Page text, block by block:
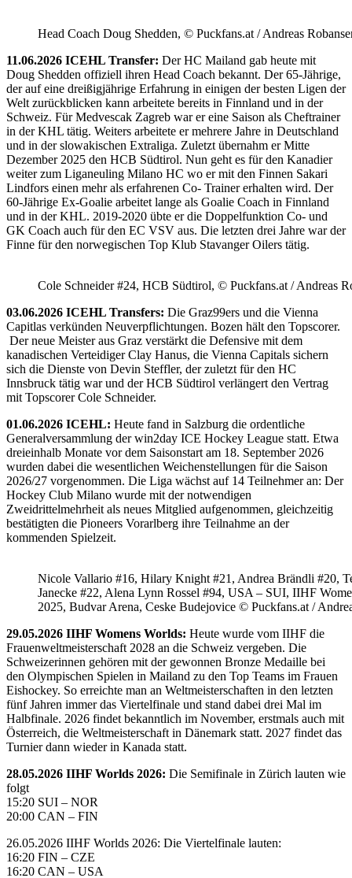
Head Coach Doug Shedden, © Puckfans.at / Andreas
11.06.2026 ICEHL Transfer: Der HC Mailand gab heute mit
Doug Shedden offiziell ihren Head Coach bekannt. Der 65-Jährige,
der auf eine dreißigjährige Erfahrung in einigen der besten Ligen der
Welt zurückblicken kann arbeitete bereits in Finnland und in der
Schweiz. Für Medvescak Zagreb war er eine Saison als Cheftrainer
in der KHL tätig. Weiters arbeitete er mehrere Jahre in Deutschland
und in der slowakischen Extraliga. Zuletzt übernahm er Mitte
Dezember 2025 den HCB Südtirol. Nun geht es für den Kanadier
weiter zum Liganeuling Milano HC wo er mit den Finnen Sakari
Lindfors einen mehr als erfahrenen Co- Trainer erhalten wird. Der
60-Jährige Ex-Goalie arbeitet lange als Goalie Coach in Finnland
und in der KHL. 2019-2020 übte er die Doppelfunktion Co- und
GK Coach auch für den EC VSV aus. Die letzten drei Jahre war der
Finne für den norwegischen Top Klub Stavanger Oilers tätig.
Cole Schneider #24, HCB Südtirol, © Puckfans.at / Andreas
03.06.2026 ICEHL Transfers: Die Graz99ers und die Vienna
Capitlas verkünden Neuverpflichtungen. Bozen hält den Topscorer.
Der neue Meister aus Graz verstärkt die Defensive mit dem
kanadischen Verteidiger Clay Hanus, die Vienna Capitals sichern
sich die Dienste von Devin Steffler, der zuletzt für den HC
Innsbruck tätig war und der HCB Südtirol verlängert den Vertrag
mit Topscorer Cole Schneider.
01.06.2026 ICEHL: Heute fand in Salzburg die ordentliche
Generalversammlung der win2day ICE Hockey League statt. Etwa
dreieinhalb Monate vor dem Saisonstart am 18. September 2026
wurden dabei die wesentlichen Weichenstellungen für die Saison
2026/27 vorgenommen. Die Liga wächst auf 14 Teilnehmer an: Der
Hockey Club Milano wurde mit der notwendigen
Zweidrittelmehrheit als neues Mitglied aufgenommen, gleichzeitig
bestätigten die Pioneers Vorarlberg ihre Teilnahme an der
kommenden Spielzeit.
Nicole Vallario #16, Hilary Knight #21, Andrea Brändli #20,
Janecke #22, Alena Lynn Rossel #94, USA – SUI, IIHF
2025, Budvar Arena, Ceske Budejovice © Puckfans.at /
29.05.2026 IIHF Womens Worlds: Heute wurde vom IIHF die
Frauenweltmeisterschaft 2028 an die Schweiz vergeben. Die
Schweizerinnen gehören mit der gewonnen Bronze Medaille bei
den Olympischen Spielen in Mailand zu den Top Teams im Frauen
Eishockey. So erreichte man an Weltmeisterschaften in den letzten
fünf Jahren immer das Viertelfinale und stand dabei drei Mal im
Halbfinale. 2026 findet bekanntlich im November, erstmals auch mit
Österreich, die Weltmeisterschaft in Dänemark statt. 2027 findet das
Turnier dann wieder in Kanada statt.
28.05.2026 IIHF Worlds 2026: Die Semifinale in Zürich lauten wie
folgt
15:20 SUI – NOR
20:00 CAN – FIN
26.05.2026 IIHF Worlds 2026: Die Viertelfinale lauten:
16:20 FIN – CZE
16:20 CAN – USA